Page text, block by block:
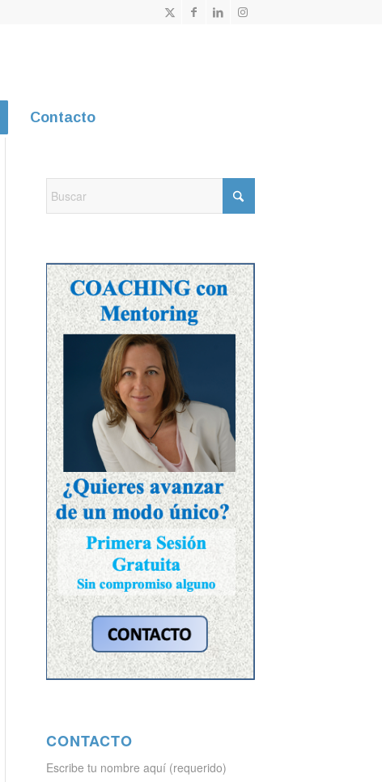
Contacto
CONTACTO
Escribe tu nombre aquí (requerido)